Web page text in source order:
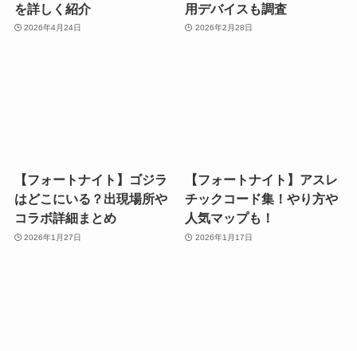
を詳しく紹介
2026年4月24日
用デバイスも調査
2026年2月28日
【フォートナイト】ゴジラ
はどこにいる？出現場所や
コラボ詳細まとめ
2026年1月27日
【フォートナイト】アスレ
チックコード集！やり方や
人気マップも！
2026年1月17日